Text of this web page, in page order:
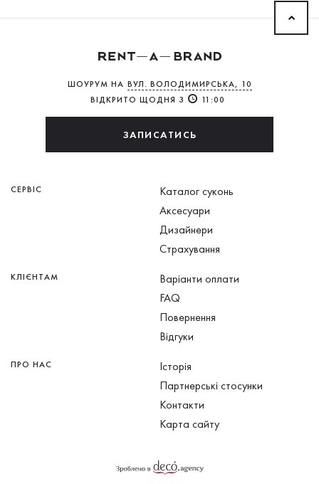
ШОУРУМ НА ВУЛ. ВОЛОДИМИРСЬКА, 10
ВІДКРИТО ЩОДНЯ З
11:00
ЗАПИСАТИСЬ
СЕРВІС
Каталог суконь
Аксесуари
Дизайнери
Страхування
КЛІЄНТАМ
Варіанти оплати
FAQ
Повернення
Відгуки
ПРО НАС
Історія
Партнерські стосунки
Контакти
Карта сайту